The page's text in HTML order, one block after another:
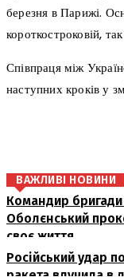
березня в Парижі.
короткостроковій,
Співпраця між
наступних кроків у
ВАЖЛИВІ НОВИНИ
Командир бригади
Оболєнський
своє життя
Російський удар